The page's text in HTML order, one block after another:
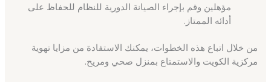
مؤهلين وقم بإجراء الصيانة الدورية للنظام للحفاظ على
أدائه الممتاز.
من خلال اتباع هذه الخطوات، يمكنك الاستفادة من مزايا تهوية
مركزية الكويت والاستمتاع بمنزل صحي ومريح.